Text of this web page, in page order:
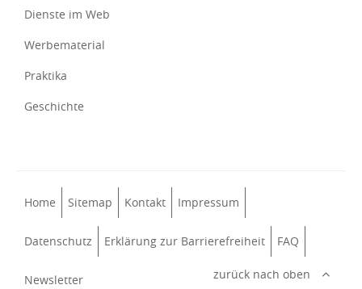
Dienste im Web
Werbematerial
Praktika
Geschichte
Home Sitemap Kontakt Impressum
Datenschutz Erklärung zur Barrierefreiheit FAQ
Newsletter zurück nach oben